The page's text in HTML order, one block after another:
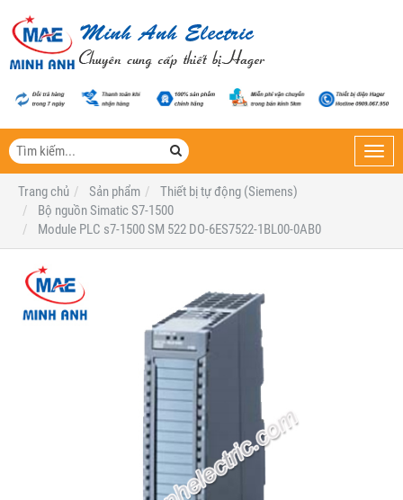
Trang chủ
Sản phẩm
Thiết bị tự động (Siemens)
Bộ nguồn Simatic S7-1500
Module PLC s7-1500 SM 522 DO-6ES7522-1BL00-0AB0